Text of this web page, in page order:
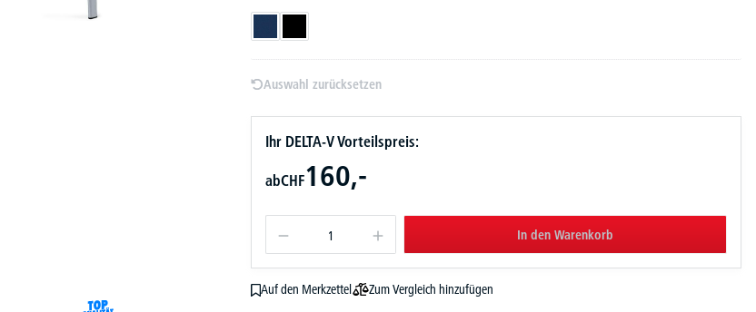
Auswahl zurücksetzen
Ihr DELTA-V Vorteilspreis:
abCHF160,-
In den Warenkorb
Auf den Merkzettel
Zum Vergleich hinzufügen